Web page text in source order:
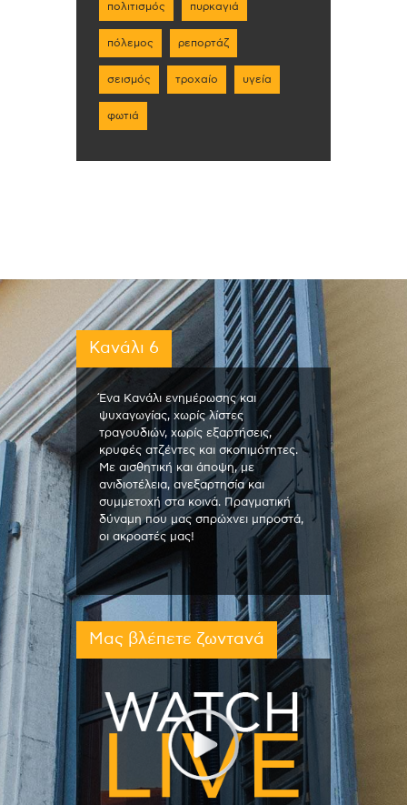
πολιτισμός πυρκαγιά
πόλεμος ρεπορτάζ
σεισμός τροχαίο υγεία
φωτιά
Κανάλι 6
Ένα Κανάλι ενημέρωσης και
ψυχαγωγίας, χωρίς λίστες
τραγουδιών, χωρίς εξαρτήσεις,
κρυφές ατζέντες και σκοπιμότητες.
Με αισθητική και άποψη, με
ανιδιοτέλεια, ανεξαρτησία και
συμμετοχή στα κοινά. Πραγματική
δύναμη που μας σπρώχνει μπροστά,
οι ακροατές μας!
Μας βλέπετε ζωντανά